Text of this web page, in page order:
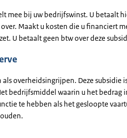
mee bij uw bedrijfswinst. U betaalt
Maakt u kosten die u financiert
U betaalt geen btw over deze
overheidsingrijpen. Deze subsidie
bedrijfsmiddel waarin u het bedrag
te hebben als het gesloopte